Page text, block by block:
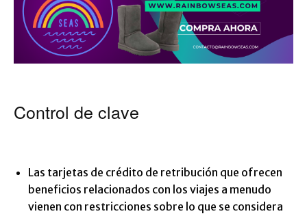
Control de clave
Las tarjetas de crédito de retribución que ofrecen
beneficios relacionados con los viajes a menudo
vienen con restricciones sobre lo que se considera